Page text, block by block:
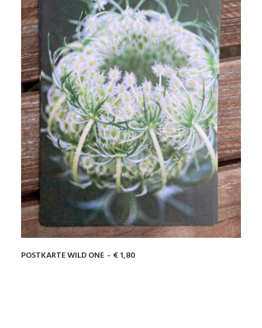
IN DEN WARENKORB
POSTKARTE WILD ONE €1,80